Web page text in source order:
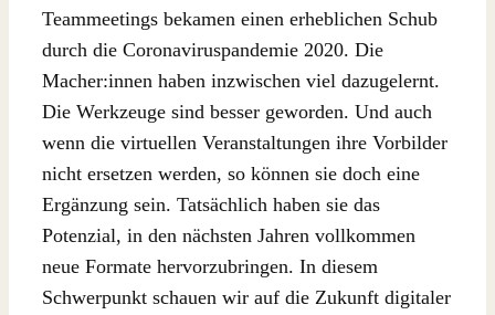
Teammeetings bekamen einen erheblichen Schub
durch die Coronaviruspandemie 2020. Die
Macher:innen haben inzwischen viel dazugelernt.
Die Werkzeuge sind besser geworden. Und auch
wenn die virtuellen Veranstaltungen ihre Vorbilder
nicht ersetzen werden, so können sie doch eine
Ergänzung sein. Tatsächlich haben sie das
Potenzial, in den nächsten Jahren vollkommen
neue Formate hervorzubringen. In diesem
Schwerpunkt schauen wir auf die Zukunft digitaler